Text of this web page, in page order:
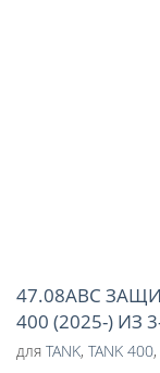
47.08ABC
400 (2025-)
для TANK, TANK 400,